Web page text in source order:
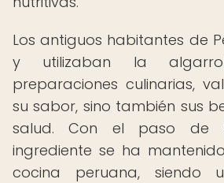
Los antiguos habitantes de
y utilizaban la
preparaciones culinarias,
su sabor, sino también sus
salud. Con el paso de
ingrediente se ha
cocina peruana, siendo